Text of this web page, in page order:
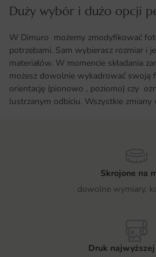
Duży wybór i dużo opcji
W Dimuro możemy zmodyfikować
potrzebami. Sam wybierasz rozmiar i
materiałów. W momencie składania
możesz dowolnie wykadrować swoją
orientację (pionowo , poziomo) czy
lustrzanym odbiciu. Wszystkie zmiany
Skrojone na
dowolne wymiary,
Druk